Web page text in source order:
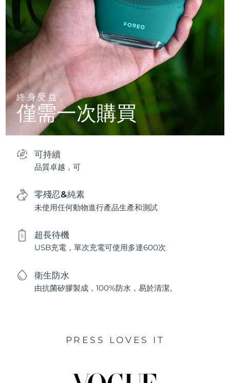
終身受益
僅需一次購買
可持續
品質卓越，可
零殘忍&純素
未使用任何動物進行產品生產和測試
超長待機
USB充電，單次充電可使用多達600次
衛生防水
由抗菌矽膠製成，100%防水，易於清潔。
PRESS LOVES IT